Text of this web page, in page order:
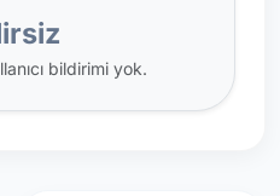
bildirimi yok.